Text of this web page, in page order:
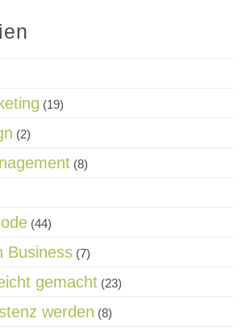
(19)
(2)
(8)
(44)
Business (7)
gemacht (23)
werden (8)